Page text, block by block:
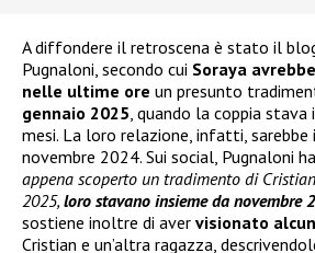
A diffondere il retroscena è stato il
Pugnaloni, secondo cui Soraya
nelle ultime ore un presunto
gennaio 2025, quando la coppia stava
mesi. La loro relazione, infatti, sarebbe
novembre 2024. Sui social, Pugnaloni
appena scoperto un tradimento di
2025, loro stavano insieme da novembre
sostiene inoltre di aver visionato
Cristian e un’altra ragazza,